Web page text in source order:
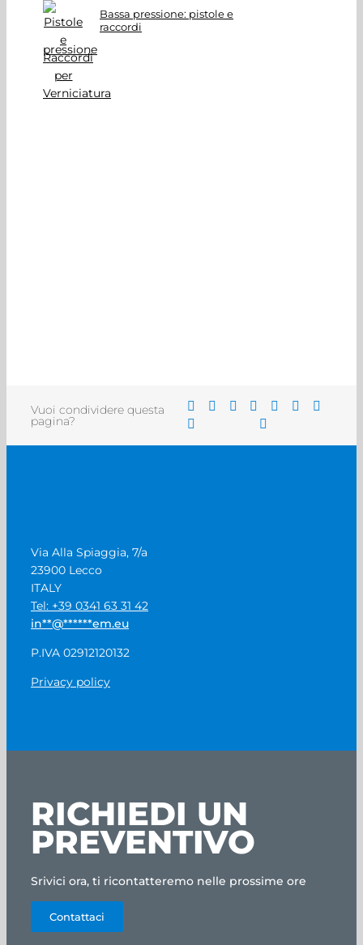
Bassa pressione: pistole e
raccordi
Vuoi condividere questa
pagina?
Via Alla Spiaggia, 7/a
23900 Lecco
ITALY
Tel: +39 0341 63 31 42
in**@******em.eu
P.IVA 02912120132
Privacy policy
RICHIEDI UN
PREVENTIVO
Srivici ora, ti ricontatteremo nelle prossime ore
Contattaci